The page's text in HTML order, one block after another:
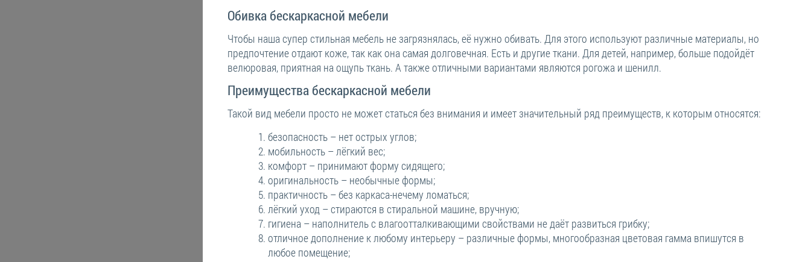
Обивка бескаркасной мебели
Чтобы наша супер стильная мебель не загрязнялась, её нужно обивать. Для этого используют различные материалы, но
предпочтение отдают коже, так как она самая долговечная. Есть и другие ткани. Для детей, например, больше подойдёт
велюровая, приятная на ощупь ткань. А также отличными вариантами являются рогожа и шенилл.
Преимущества бескаркасной мебели
Такой вид мебели просто не может статься без внимания и имеет значительный ряд преимуществ, к которым относятся:
безопасность – нет острых углов;
мобильность – лёгкий вес;
комфорт – принимают форму сидящего;
оригинальность – необычные формы;
практичность – без каркаса-нечему ломаться;
лёгкий уход – стираются в стиральной машине, вручную;
гигиена – наполнитель с влагоотталкивающими свойствами не даёт развиться грибку;
отличное дополнение к любому интерьеру – различные формы, многообразная цветовая гамма впишутся в
любое помещение;